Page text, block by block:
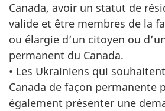
Canada, avoir un statut de
valide et être membres de la
ou élargie d’un citoyen ou
permanent du Canada.
• Les Ukrainiens qui
Canada de façon permanente
également présenter une